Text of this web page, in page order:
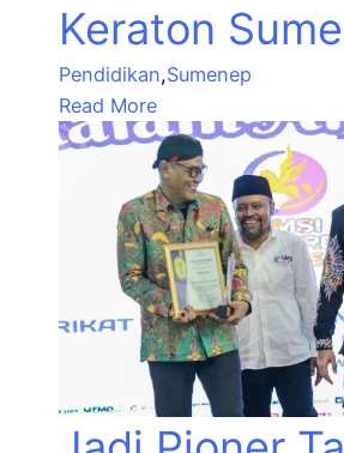
Keraton
Pendidikan,Sumenep
Read More